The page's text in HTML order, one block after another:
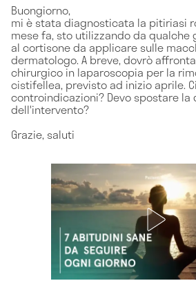
Buongiorno,
mi è stata diagnosticata la pitiriasi
mese fa, sto utilizzando da qualche
al cortisone da applicare sulle
dermatologo. A breve, dovrò
chirurgico in laparoscopia per la
cistifellea, previsto ad inizio aprile.
controindicazioni? Devo spostare la
dell'intervento?
Grazie, saluti